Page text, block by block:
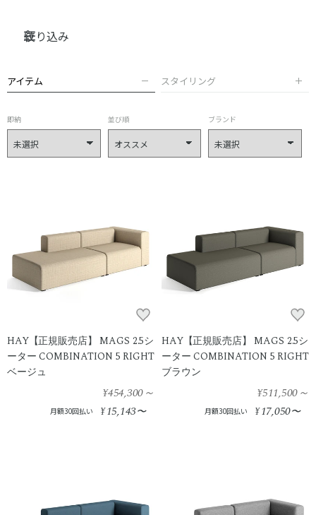
絞り込み
アイテム スタイリング
即納 並び順 ブランド
HAY【正規販売店】 MAGS 2.5シ
ーター COMBINATION 5 RIGHT
ベージュ
¥454,300～
月額30回払い ¥15,143〜
HAY【正規販売店】 MAGS 2.5シ
ーター COMBINATION 5 RIGHT
ブラウン
¥511,500～
月額30回払い ¥17,050〜